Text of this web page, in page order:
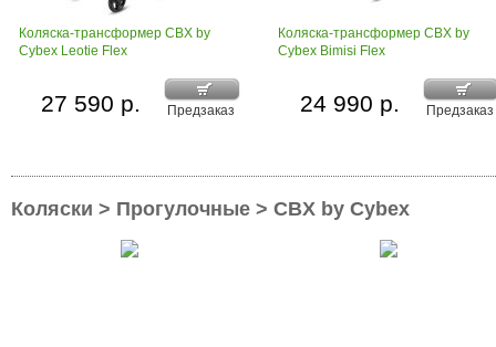
Коляска-трансформер CBX by
Cybex Leotie Flex
Предзаказ
27 590 р.
Коляска-трансформер CBX by
Cybex Bimisi Flex
Предзаказ
24 990 р.
Коляски > Прогулочные > CBX by Cybex